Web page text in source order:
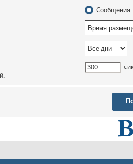
Сообщения
Г